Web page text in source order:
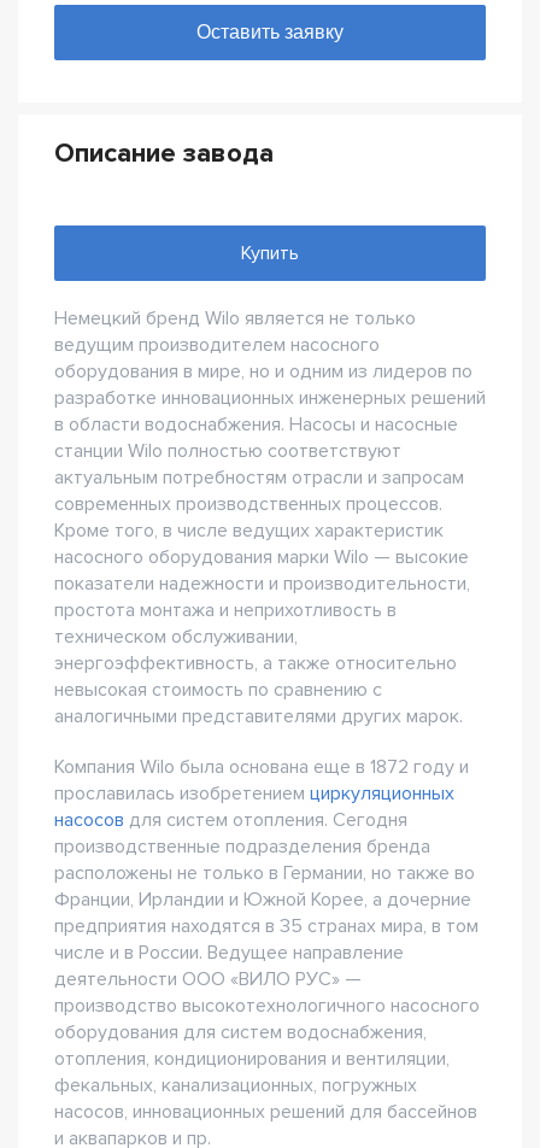
Описание завода
Купить
Немецкий бренд Wilo является не только
ведущим производителем насосного
оборудования в мире, но и одним из лидеров по
разработке инновационных инженерных решений
в области водоснабжения. Насосы и насосные
станции Wilo полностью соответствуют
актуальным потребностям отрасли и запросам
современных производственных процессов.
Кроме того, в числе ведущих характеристик
насосного оборудования марки Wilo — высокие
показатели надежности и производительности,
простота монтажа и неприхотливость в
техническом обслуживании,
энергоэффективность, а также относительно
невысокая стоимость по сравнению с
аналогичными представителями других марок.
Компания Wilo была основана еще в 1872 году и
прославилась изобретением циркуляционных
насосов для систем отопления. Сегодня
производственные подразделения бренда
расположены не только в Германии, но также во
Франции, Ирландии и Южной Корее, а дочерние
предприятия находятся в 35 странах мира, в том
числе и в России. Ведущее направление
деятельности ООО «ВИЛО РУС» —
производство высокотехнологичного насосного
оборудования для систем водоснабжения,
отопления, кондиционирования и вентиляции,
фекальных, канализационных, погружных
насосов, инновационных решений для бассейнов
и аквапарков и пр.